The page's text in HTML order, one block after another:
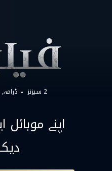
2 سیزنز ڈرامہ
اپنے موبائل